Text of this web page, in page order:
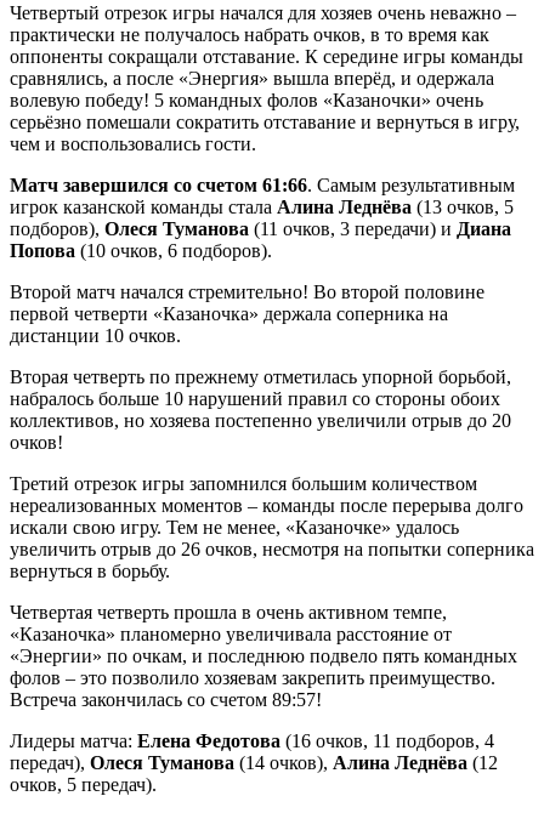
Четвертый отрезок игры начался для хозяев очень неважно –
практически не получалось набрать очков, в то время как
оппоненты сокращали отставание. К середине игры команды
сравнялись, а после «Энергия» вышла вперёд, и одержала
волевую победу! 5 командных фолов «Казаночки» очень
серьёзно помешали сократить отставание и вернуться в игру,
чем и воспользовались гости.
Матч завершился со счетом 61:66. Самым результативным
игрок казанской команды стала Алина Леднёва (13 очков, 5
подборов), Олеся Туманова (11 очков, 3 передачи) и Диана
Попова (10 очков, 6 подборов).
Второй матч начался стремительно! Во второй половине
первой четверти «Казаночка» держала соперника на
дистанции 10 очков.
Вторая четверть по прежнему отметилась упорной борьбой,
набралось больше 10 нарушений правил со стороны обоих
коллективов, но хозяева постепенно увеличили отрыв до 20
очков!
Третий отрезок игры запомнился большим количеством
нереализованных моментов – команды после перерыва долго
искали свою игру. Тем не менее, «Казаночке» удалось
увеличить отрыв до 26 очков, несмотря на попытки соперника
вернуться в борьбу.
Четвертая четверть прошла в очень активном темпе,
«Казаночка» планомерно увеличивала расстояние от
«Энергии» по очкам, и последнюю подвело пять командных
фолов – это позволило хозяевам закрепить преимущество.
Встреча закончилась со счетом 89:57!
Лидеры матча: Елена Федотова (16 очков, 11 подборов, 4
передач), Олеся Туманова (14 очков), Алина Леднёва (12
очков, 5 передач).